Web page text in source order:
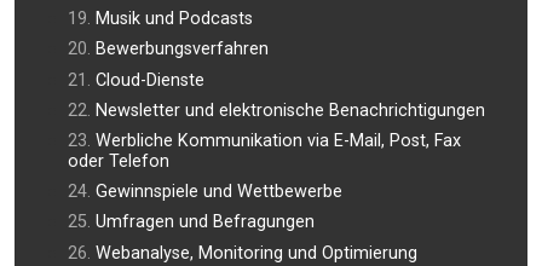
Musik und Podcasts
Bewerbungsverfahren
Cloud-Dienste
Newsletter und elektronische Benachrichtigungen
Werbliche Kommunikation via E-Mail, Post, Fax
oder Telefon
Gewinnspiele und Wettbewerbe
Umfragen und Befragungen
Webanalyse, Monitoring und Optimierung